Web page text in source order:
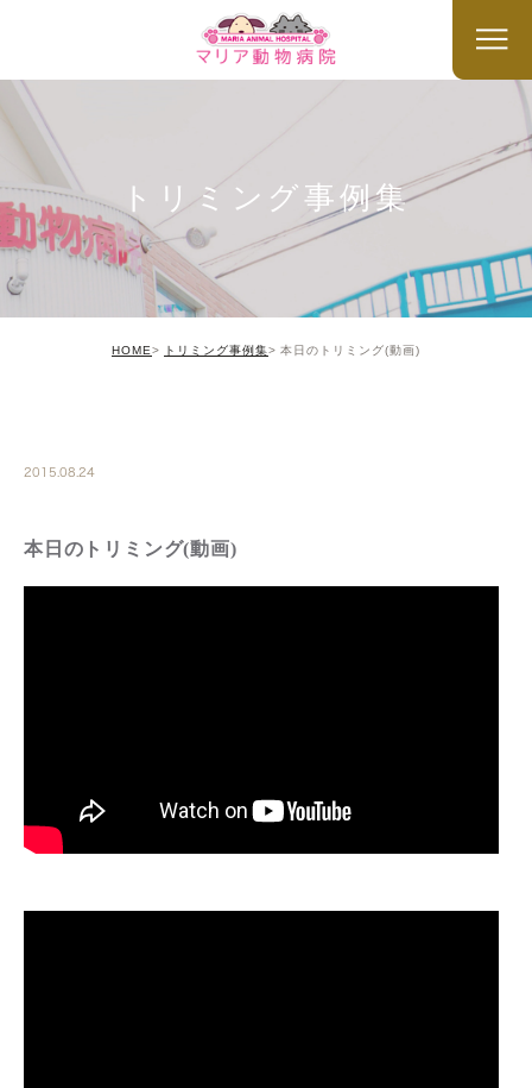
トリミング事例集
HOME トリミング事例集 本日のトリミング(動画)
2015.08.24
本日のトリミング(動画)